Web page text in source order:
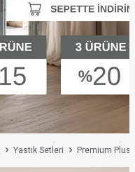
Yastık Setleri Premium Plus